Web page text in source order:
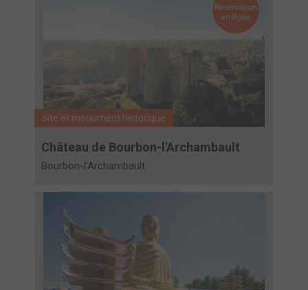
Site et monument historique
Château de Bourbon-l'Archambault
Bourbon-l'Archambault